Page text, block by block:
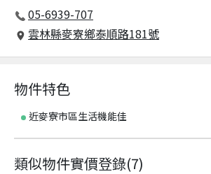
05-6939-707
雲林縣麥寮鄉泰順路181號
物件特色
近麥寮市區生活機能佳
類似物件實價登錄(7)